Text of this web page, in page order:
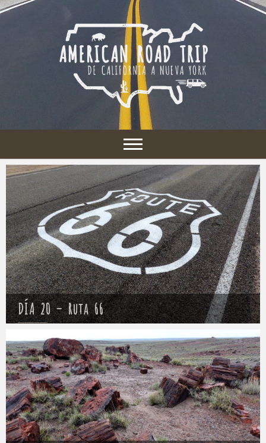
DÍA 20 – Ruta 66
Mathieu 24 abril 2017